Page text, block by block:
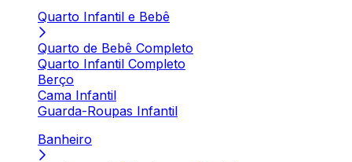
Quarto Infantil e Bebê
Quarto de Bebê Completo
Quarto Infantil Completo
Berço
Cama Infantil
Guarda-Roupas Infantil
Banheiro